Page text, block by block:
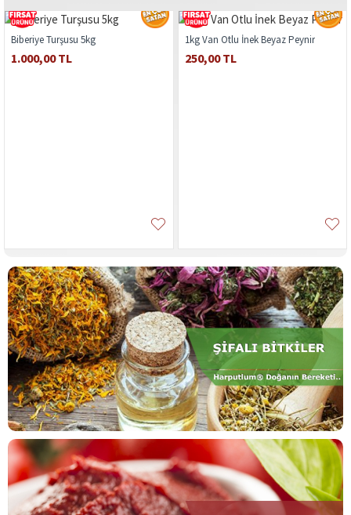
Biberiye Turşusu 5kg
1.000,00 TL
1kg Van Otlu İnek Beyaz Peynir
250,00 TL